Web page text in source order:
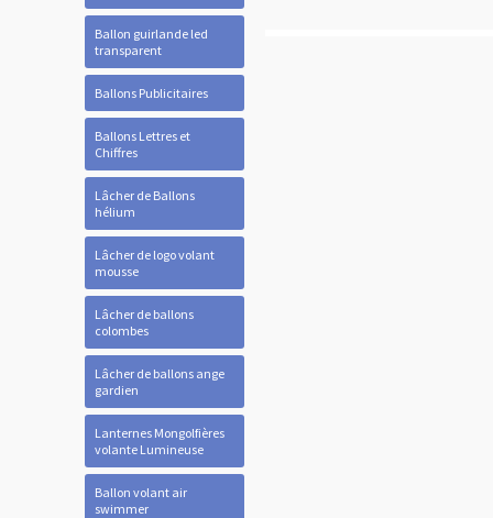
Ballon guirlande led
transparent
Ballons Publicitaires
Ballons Lettres et
Chiffres
Lâcher de Ballons
hélium
Lâcher de logo volant
mousse
Lâcher de ballons
colombes
Lâcher de ballons ange
gardien
Lanternes Mongolfières
volante Lumineuse
Ballon volant air
swimmer